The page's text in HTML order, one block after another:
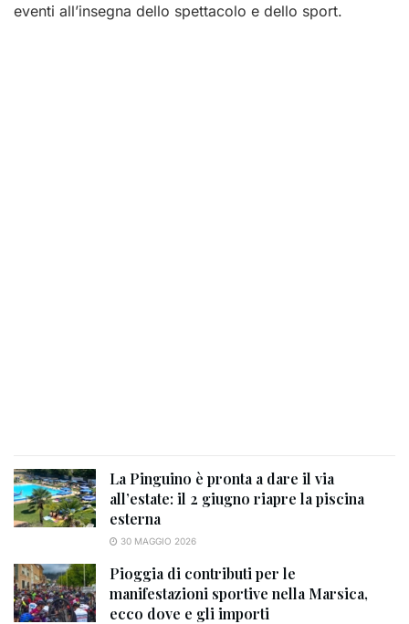
eventi all’insegna dello spettacolo e dello sport.
La Pinguino è pronta a dare il via
all’estate: il 2 giugno riapre la piscina
esterna
30 MAGGIO 2026
Pioggia di contributi per le
manifestazioni sportive nella Marsica,
ecco dove e gli importi